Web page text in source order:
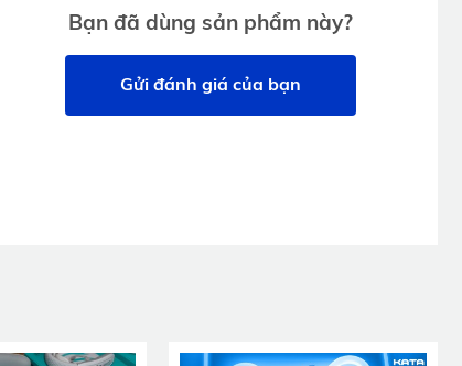
Bạn đã dùng sản phẩm này?
Gửi đánh giá của bạn